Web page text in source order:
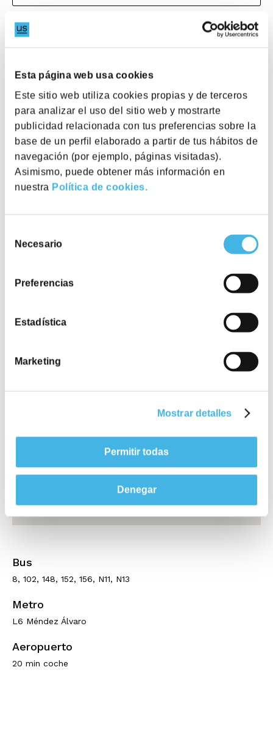
Esta página web usa cookies
Este sitio web utiliza cookies propias y de terceros
para analizar el uso del sitio web y mostrarte
publicidad relacionada con tus preferencias sobre la
base de un perfil elaborado a partir de tus hábitos de
navegación (por ejemplo, páginas visitadas).
Asimismo, puede obtener más información en
nuestra Política de cookies.
deNecesario
Preferencias
Estadística
Marketing
Mostrar detalles
Permitir todas
Denegar
Pizarra
Pago por uso
Catering para reuniones y/o eventos
Servicios audiovisuales extra
Cómo llegar
Méndez Álvaro, 61
Bus
8, 102, 148, 152, 156, N11, N13
Metro
L6 Méndez Álvaro
Aeropuerto
20 min coche